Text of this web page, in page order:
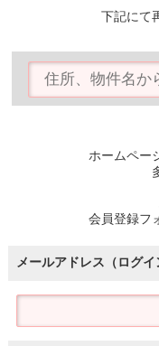
下記にて
ホームペー
会員登録フ
メールアドレス（ログイ